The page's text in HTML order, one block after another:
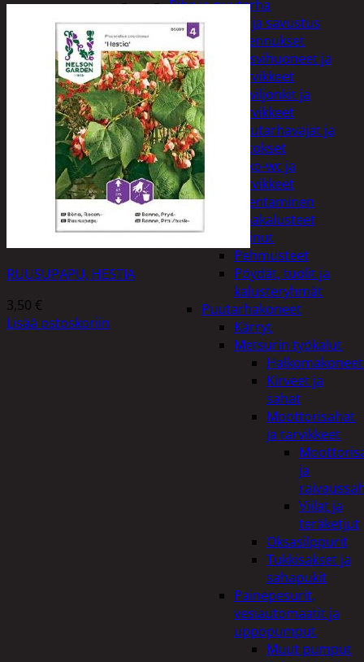
Piha ja puutarha
Grillaus ja savustus
Piharakennukset
Kasvihuoneet ja
tarvikkeet
Paviljonkit ja
tarvikkeet
Puutarhavajat ja
katokset
Ulko-wc ja
tarvikkeet
Piharakentaminen
Puutarhakalusteet
Keinut
Pehmusteet
Pöydät, tuolit ja
kalusteryhmät
Puutarhakoneet
Kärryt
Metsurin työkalut
Halkomakoneet
Kirveet ja
sahat
Moottorisahat
ja tarvikkeet
ja
Viilat ja
teräketjut
Oksasilppurit
Tukkisakset ja
sahapukit
Painepesurit,
vesiautomaatit ja
uppopumput
Muut pumput
RUUSUPAPU, HESTIA
3,50 €
Lisää ostoskoriin